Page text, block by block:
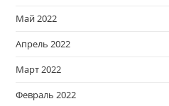
Май 2022
Апрель 2022
Март 2022
Февраль 2022